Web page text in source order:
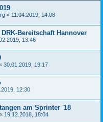
« 11.04.2019, 14:08
Bereitschaft Hannover
13:46
30.01.2019, 19:17
12:30
am Sprinter '18
« 19.12.2018, 18:04